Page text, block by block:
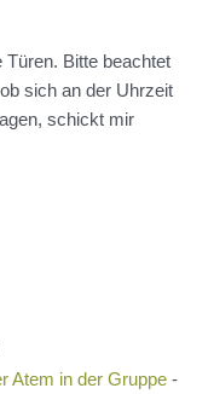
Türen. Bitte beachtet
sich an der Uhrzeit
schickt mir
Atem in der Gruppe-